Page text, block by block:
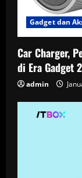
Gadget dan
Car Charger,
di Era Gadget
admin